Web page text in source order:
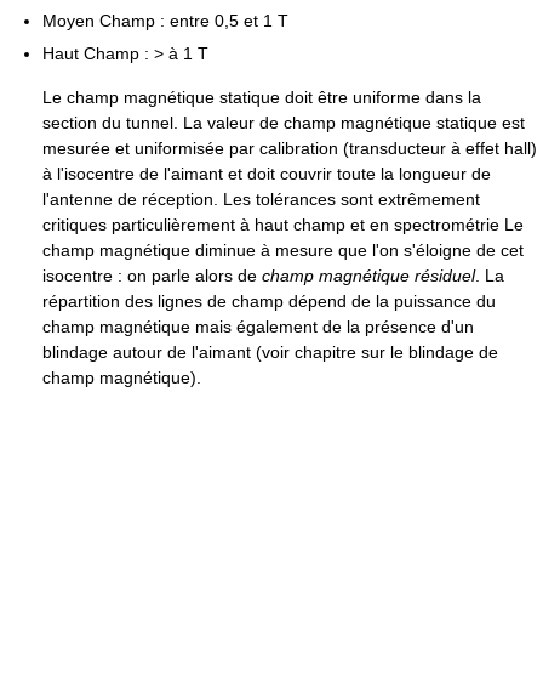
Moyen Champ : entre 0,5 et 1 T
Haut Champ : > à 1 T
Le champ magnétique statique doit être uniforme dans la
section du tunnel. La valeur de champ magnétique statique est
mesurée et uniformisée par calibration (transducteur à effet hall)
à l'isocentre de l'aimant et doit couvrir toute la longueur de
l'antenne de réception. Les tolérances sont extrêmement
critiques particulièrement à haut champ et en spectrométrie Le
champ magnétique diminue à mesure que l'on s'éloigne de cet
isocentre : on parle alors de champ magnétique résiduel. La
répartition des lignes de champ dépend de la puissance du
champ magnétique mais également de la présence d'un
blindage autour de l'aimant (voir chapitre sur le blindage de
champ magnétique).